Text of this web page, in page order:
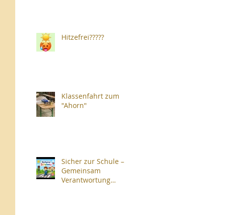
Hitzefrei?????
Klassenfahrt zum
"Ahorn"
Sicher zur Schule –
Gemeinsam
Verantwortung